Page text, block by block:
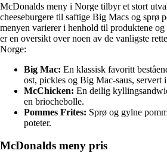
McDonalds meny i Norge tilbyr et stort
cheeseburgere til saftige Big Macs og sprø
menyen varierer i henhold til produktene
er en oversikt over noen av de vanligste
Norge:
Big Mac: En klassisk favoritt
ost, pickles og Big Mac-saus, servert
McChicken: En deilig
en briochebolle.
Pommes Frites: Sprø og gylne
poteter.
McDonalds meny pris